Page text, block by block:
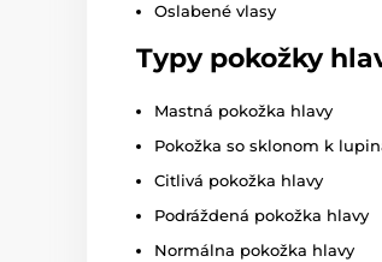
Oslabené vlasy
Typy pokožky
Mastná pokožka hlavy
Pokožka so sklonom k
Citlivá pokožka hlavy
Podráždená pokožka hlavy
Normálna pokožka hlavy